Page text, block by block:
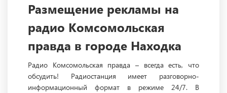
Размещение рекламы на
радио Комсомольская
правда в городе Находка
Радио Комсомольская правда – всегда есть, что
обсудить! Радиостанция имеет разговорно-
информационный формат в режиме 24/7. В